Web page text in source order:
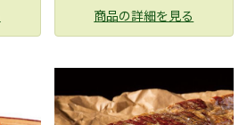
商品の詳細を見る